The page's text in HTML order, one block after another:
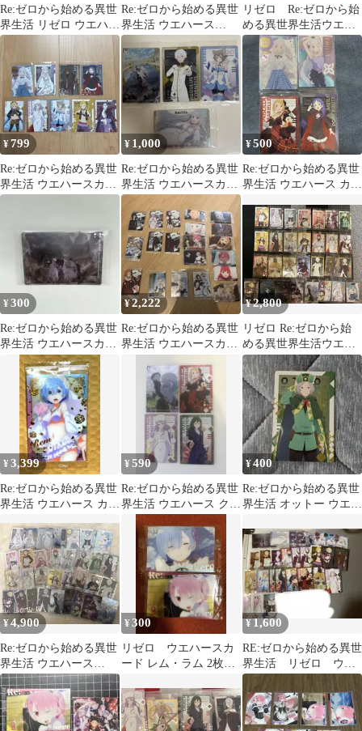
Re:ゼロから始める異世
界生活 リゼロ ウエハー
ス カード 12枚セット
Re:ゼロから始める異世
界生活 ウエハース
vol.5 リゼロ カード 2
枚セット
リゼロ Re:ゼロから始
める異世界生活ウエハ
ースvol.4 カード5枚セ
ット
¥799
Re:ゼロから始める異世
界生活 ウエハースカー
ド まとめ売り
¥ 1,000
Re:ゼロから始める異世
界生活 ウエハースカー
ド 4枚セット
¥500
Re:ゼロから始める異世
界生活 ウエハース カー
¥300
Re:ゼロから始める異世
界生活 ウエハースカー
¥2,222
Re:ゼロから始める異世
界生活 ウエハースカー
¥2,800
リゼロ Re:ゼロから始
める異世界生活ウエハ
ース vol.5 29種セット
¥3,399
Re:ゼロから始める異世
界生活 ウエハース カー
¥590
Re:ゼロから始める異世
界生活 ウエハース クリ
アカード 4枚セット
¥400
Re:ゼロから始める異世
界生活 オットー ウエハ
¥4,900
Re:ゼロから始める異世
界生活 ウエハース
VOL5 32種類
¥300
リゼロ ウエハースカ
ード レム・ラム 2枚セ
¥1,600
RE:ゼロから始める異世
界生活 リゼロ ウエ
ハース カード